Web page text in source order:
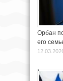
Орбан
его